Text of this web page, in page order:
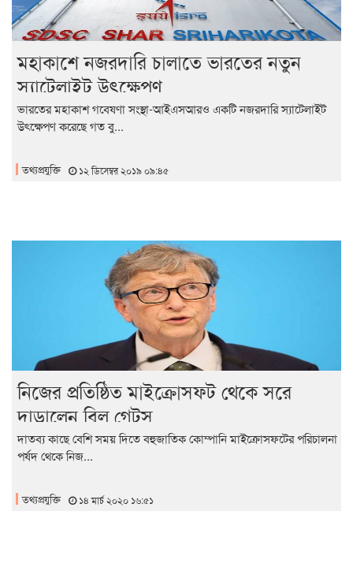
মহাকাশে নজরদারি চালাতে ভারতের নতুন
স্যাটেলাইট উৎক্ষেপণ
ভারতের মহাকাশ গবেষণা সংস্থা-আইএসআরও একটি নজরদারি স্যাটেলাইট
উৎক্ষেপণ করেছে গত বু...
তথ্যপ্রযুক্তি ১২ ডিসেম্বর ২০১৯ ০৯:৪৫
নিজের প্রতিষ্ঠিত মাইক্রোসফট থেকে সরে
দাড়ালেন বিল গেটস
দাতব্য কাছে বেশি সময় দিতে বহুজাতিক কোম্পানি মাইক্রোসফটের পরিচালনা
পর্ষদ থেকে নিজ...
তথ্যপ্রযুক্তি ১৪ মার্চ ২০২০ ১৬:৫১